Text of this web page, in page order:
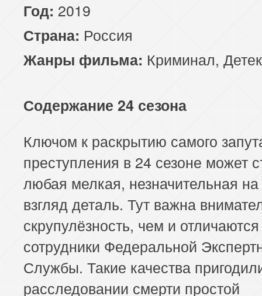
Год: 2019
Страна: Россия
Жанры фильма: Криминал,
Содержание 24 сезона
Ключом к раскрытию самого
преступления в 24 сезоне может
любая мелкая, незначительная
взгляд деталь. Тут важна
скрупулёзность, чем и отличаются
сотрудники Федеральной
Службы. Такие качества
расследовании смерти простой